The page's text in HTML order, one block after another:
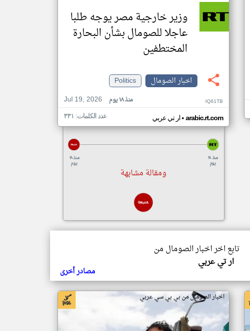
وزير خارجية مصر يوجه طلبا
عاجلا للصومال بشأن البحارة
المختطفين
اخبار الصومال
Politics
Jul 19, 2026
منذ ١٨ يوم IQ61TB
ار تي عربي• arabic.rt.com عدد الكلمات: ٣٣١
منذ ١٨
يوم
منذ ١٨
يوم
ومقالة مشابهة
تابع اخر اخبار الصومال من
ار تي عربي
مصادر أخرى
اخبار الصومال من بي بي سي عربي